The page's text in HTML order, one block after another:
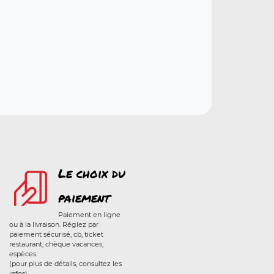
Le choix du
paiement
Paiement en ligne
ou à la livraison. Réglez par
paiement sécurisé, cb, ticket
restaurant, chèque vacances,
espèces.
(pour plus de détails, consultez les